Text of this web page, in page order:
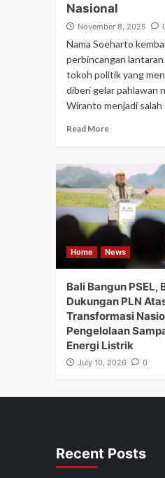
Nasional
November 8, 2025
Nama Soeharto
perbincangan lantaran
tokoh politik yang
diberi gelar pahlawan
Wiranto menjadi salah
Read More
Home News
Bali Bangun PSEL,
Dukungan PLN
Transformasi
Pengelolaan
Energi Listrik
July 10, 2026 0
Recent Posts